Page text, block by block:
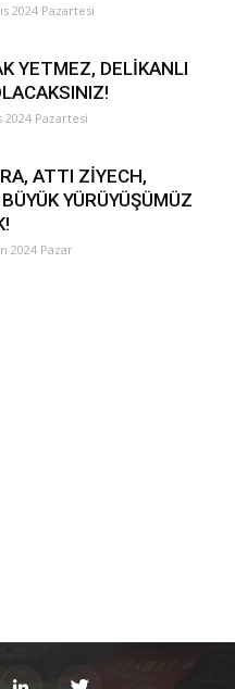
2024 Pazartesi
YETMEZ, DELİKANLI
2024 Pazartesi
ATTI ZİYECH,
YÜRÜYÜŞÜMÜZ
2024 Pazar